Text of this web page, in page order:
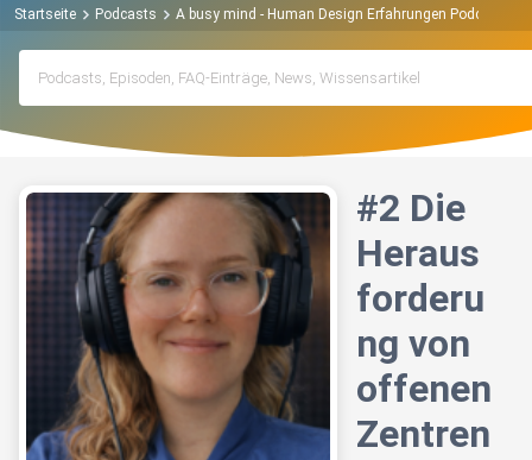
Startseite Podcasts A busy mind - Human Design Erfahrungen Podcast
#2 Die
Heraus
forderu
ng von
offenen
Zentren